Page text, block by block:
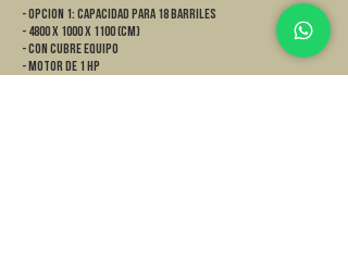
- OPCION 1: CAPACIDAD PARA 18 BARRILES
- 4800 x 1000 x 1100 (cm)
- Con cubre equipo
- Motor de 1 HP